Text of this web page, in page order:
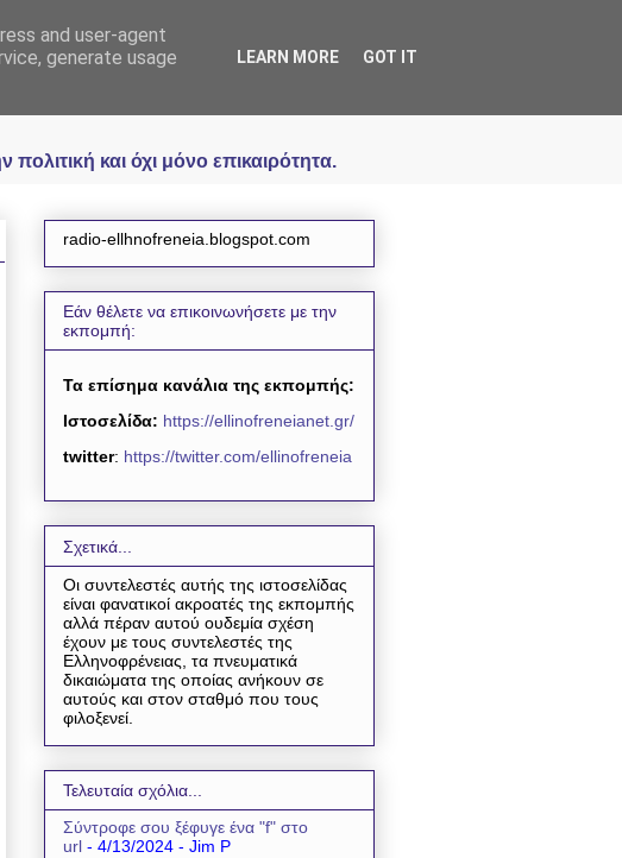
και όχι μόνο επικαιρότητα.
radio-ellhnofreneia.blogspot.com
Εάν θέλετε να επικοινωνήσετε με την
εκπομπή:
Τα επίσημα κανάλια της εκπομπής:
Ιστοσελίδα: https://ellinofreneianet.gr/
twitter: https://twitter.com/ellinofreneia
Σχετικά...
Οι συντελεστές αυτής της ιστοσελίδας
είναι φανατικοί ακροατές της εκπομπής
αλλά πέραν αυτού ουδεμία σχέση
έχουν με τους συντελεστές της
Ελληνοφρένειας, τα πνευματικά
δικαιώματα της οποίας ανήκουν σε
αυτούς και στον σταθμό που τους
φιλοξενεί.
Τελευταία σχόλια...
Σύντροφε σου ξέφυγε ένα "f" στο
url - 4/13/2024 - Jim P
and user-agent
generate usage
LEARN MORE GOT IT